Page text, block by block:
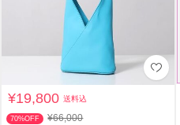
¥19,800送料込
70%OFF ¥66,000